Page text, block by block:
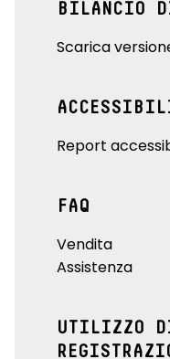
BILANCIO
Scarica
Report
FAQ
Vendita
Assistenza
UTILIZZO